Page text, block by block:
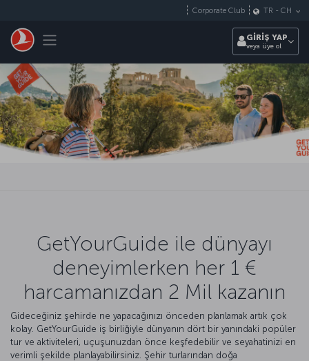
Toggle navigation
Corporate Club TR - CH
GİRİŞ YAP
veya üye ol
GetYourGuide ile dünyayı
deneyimlerken her 1 €
harcamanızdan 2 Mil kazanın
Gideceğiniz şehirde ne yapacağınızı önceden planlamak artık çok
kolay. GetYourGuide iş birliğiyle dünyanın dört bir yanındaki popüler
tur ve aktiviteleri, uçuşunuzdan önce keşfedebilir ve seyahatinizi en
verimli şekilde planlayabilirsiniz. Şehir turlarından doğa